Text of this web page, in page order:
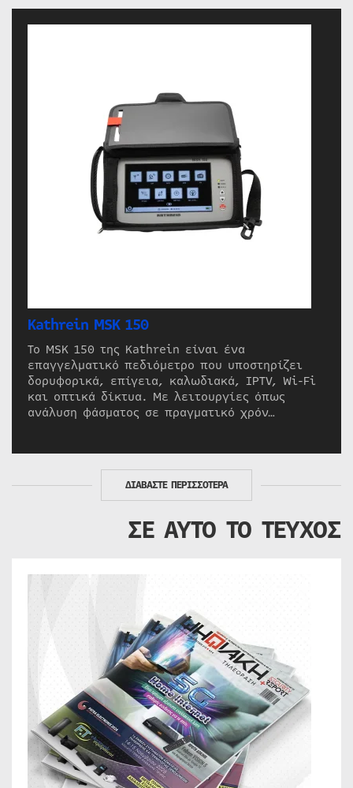
Kathrein MSK 150
Το MSK 150 της Kathrein είναι ένα
επαγγελματικό πεδιόμετρο που υποστηρίζει
δορυφορικά, επίγεια, καλωδιακά, IPTV, Wi-Fi
και οπτικά δίκτυα. Με λειτουργίες όπως
ανάλυση φάσματος σε πραγματικό χρόν…
ΔΙΑΒΑΣΤΕ ΠΕΡΙΣΣΟΤΕΡΑ
ΣΕ ΑΥΤΟ ΤΟ ΤΕΥΧΟΣ